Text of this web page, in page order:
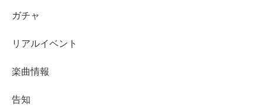
ガチャ
リアルイベント
楽曲情報
告知